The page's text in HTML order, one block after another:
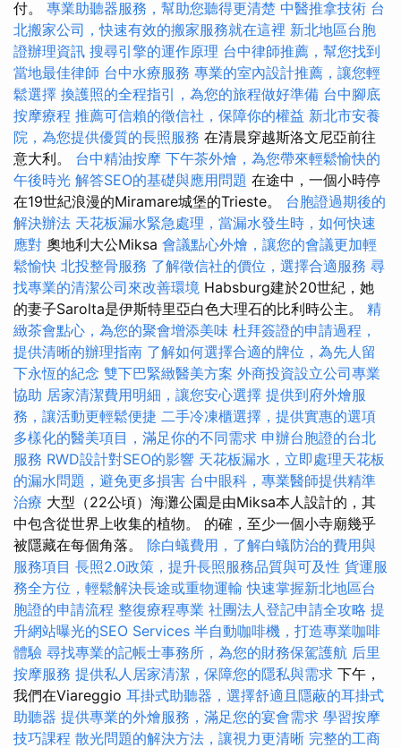
付。 專業助聽器服務，幫助您聽得更清楚 中醫推拿技術 台
北搬家公司，快速有效的搬家服務就在這裡 新北地區台胞
證辦理資訊 搜尋引擎的運作原理 台中律師推薦，幫您找到
當地最佳律師 台中水療服務 專業的室內設計推薦，讓您輕
鬆選擇 換護照的全程指引，為您的旅程做好準備 台中腳底
按摩療程 推薦可信賴的徵信社，保障你的權益 新北市安養
院，為您提供優質的長照服務 在清晨穿越斯洛文尼亞前往
意大利。 台中精油按摩 下午茶外燴，為您帶來輕鬆愉快的
午後時光 解答SEO的基礎與應用問題 在途中，一個小時停
在19世紀浪漫的Miramare城堡的Trieste。 台胞證過期後的
解決辦法 天花板漏水緊急處理，當漏水發生時，如何快速
應對 奧地利大公Miksa 會議點心外燴，讓您的會議更加輕
鬆愉快 北投整骨服務 了解徵信社的價位，選擇合適服務 尋
找專業的清潔公司來改善環境 Habsburg建於20世紀，她
的妻子Sarolta是伊斯特里亞白色大理石的比利時公主。 精
緻茶會點心，為您的聚會增添美味 杜拜簽證的申請過程，
提供清晰的辦理指南 了解如何選擇合適的牌位，為先人留
下永恆的紀念 雙下巴緊緻醫美方案 外商投資設立公司專業
協助 居家清潔費用明細，讓您安心選擇 提供到府外燴服
務，讓活動更輕鬆便捷 二手冷凍櫃選擇，提供實惠的選項
多樣化的醫美項目，滿足你的不同需求 申辦台胞證的台北
服務 RWD設計對SEO的影響 天花板漏水，立即處理天花板
的漏水問題，避免更多損害 台中眼科，專業醫師提供精準
治療 大型（22公頃）海灘公園是由Miksa本人設計的，其
中包含從世界上收集的植物。 的確，至少一個小寺廟幾乎
被隱藏在每個角落。 除白蟻費用，了解白蟻防治的費用與
服務項目 長照2.0政策，提升長照服務品質與可及性 貨運服
務全方位，輕鬆解決長途或重物運輸 快速掌握新北地區台
胞證的申請流程 整復療程專業 社團法人登記申請全攻略 提
升網站曝光的SEO Services 半自動咖啡機，打造專業咖啡
體驗 尋找專業的記帳士事務所，為您的財務保駕護航 后里
按摩服務 提供私人居家清潔，保障您的隱私與需求 下午，
我們在Viareggio 耳掛式助聽器，選擇舒適且隱蔽的耳掛式
助聽器 提供專業的外燴服務，滿足您的宴會需求 學習按摩
技巧課程 散光問題的解決方法，讓視力更清晰 完整的工商